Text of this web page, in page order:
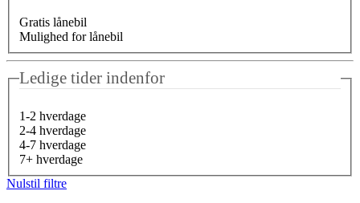
Gratis lånebil
Mulighed for lånebil
Ledige tider indenfor
1-2 hverdage
2-4 hverdage
4-7 hverdage
7+ hverdage
Nulstil filtre